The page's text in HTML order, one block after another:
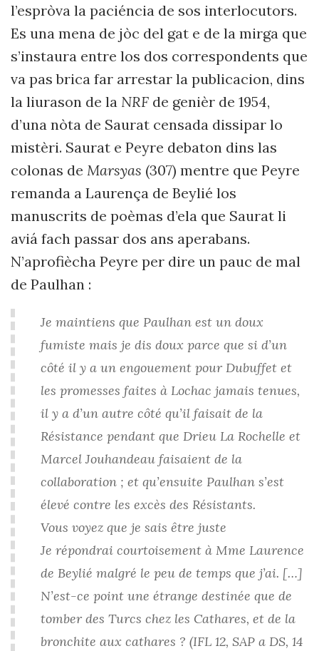
l’espròva la paciéncia de sos interlocutors.
Es una mena de jòc del gat e de la mirga que
s’instaura entre los dos correspondents que
va pas brica far arrestar la publicacion, dins
la liurason de la NRF de genièr de 1954,
d’una nòta de Saurat censada dissipar lo
mistèri. Saurat e Peyre debaton dins las
colonas de Marsyas (307) mentre que Peyre
remanda a Laurença de Beylié los
manuscrits de poèmas d’ela que Saurat li
aviá fach passar dos ans aperabans.
N’aprofiècha Peyre per dire un pauc de mal
de Paulhan :
Je maintiens que Paulhan est un doux
fumiste mais je dis doux parce que si d’un
côté il y a un engouement pour Dubuffet et
les promesses faites à Lochac jamais tenues,
il y a d’un autre côté qu’il faisait de la
Résistance pendant que Drieu La Rochelle et
Marcel Jouhandeau faisaient de la
collaboration ; et qu’ensuite Paulhan s’est
élevé contre les excès des Résistants.
Vous voyez que je sais être juste
Je répondrai courtoisement à Mme Laurence
de Beylié malgré le peu de temps que j’ai. […]
N’est-ce point une étrange destinée que de
tomber des Turcs chez les Cathares, et de la
bronchite aux cathares ? (IFL 12, SAP a DS, 14